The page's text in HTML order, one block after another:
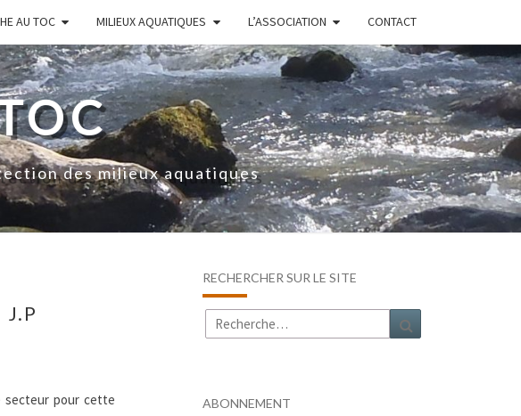
AU TOC MILIEUX AQUATIQUES L’ASSOCIATION CONTACT
des milieux aquatiques
J.P
secteur pour cette
RECHERCHER SUR LE SITE
Rechercher :
ABONNEMENT